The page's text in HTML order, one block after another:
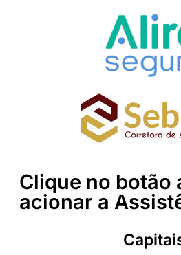
Clique no botão
acionar a